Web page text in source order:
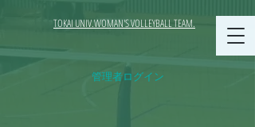
TOKAI UNIV.WOMAN'S VOLLEYBALL TEAM.
管理者ログイン